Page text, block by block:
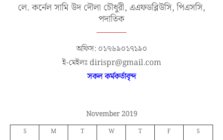
লে. কর্নেল সামি উদ দৌলা চৌধুরী, এএফডব্লিউসি, পিএসসি,
পদাতিক
অফিস: ০১৭৬৯০১৭১৯০
ই-মেইলঃ dirispr@gmail.com
সকল কর্মকর্তাবৃন্দ
November 2019
S M T W T F S